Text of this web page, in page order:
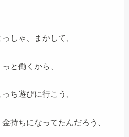
しゃ、まかして、
と働くから、
ち遊びに行こう、
持ちになってたんだろう、